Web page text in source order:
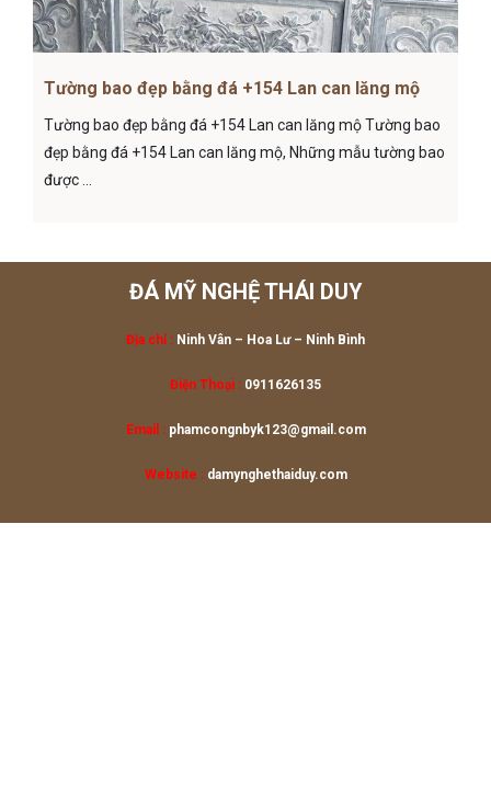
Tường bao đẹp bằng đá +154 Lan can lăng mộ
Tường bao đẹp bằng đá +154 Lan can lăng mộ Tường bao
đẹp bằng đá +154 Lan can lăng mộ, Những mẫu tường bao
được ...
ĐÁ MỸ NGHỆ THÁI DUY
Địa chỉ : Ninh Vân – Hoa Lư – Ninh Bình
Điện Thoại : 0911626135
Email :phamcongnbyk123@gmail.com
Website :damynghethaiduy.com